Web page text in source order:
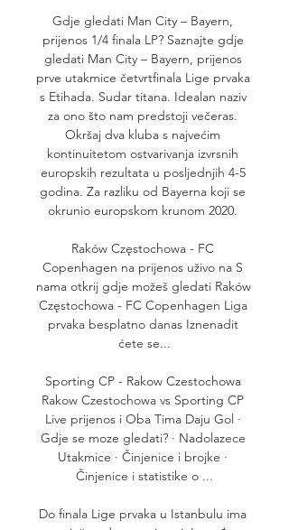
Gdje gledati Man City – Bayern,
prijenos 1/4 finala LP? Saznajte gdje
gledati Man City – Bayern, prijenos
prve utakmice četvrtfinala Lige prvaka
s Etihada. Sudar titana. Idealan naziv
za ono što nam predstoji večeras.
Okršaj dva kluba s najvećim
kontinuitetom ostvarivanja izvrsnih
europskih rezultata u posljednjih 4-5
godina. Za razliku od Bayerna koji se
okrunio europskom krunom 2020.
Raków Częstochowa - FC
Copenhagen na prijenos uživo na S
nama otkrij gdje možeš gledati Raków
Częstochowa - FC Copenhagen Liga
prvaka besplatno danas Iznenadit
ćete se...
Sporting CP - Rakow Czestochowa
Rakow Czestochowa vs Sporting CP
Live prijenos i Oba Tima Daju Gol ·
Gdje se moze gledati? · Nadolazece
Utakmice · Činjenice i brojke ·
Činjenice i statistike o ...
Do finala Lige prvaka u Istanbulu ima